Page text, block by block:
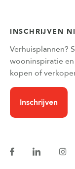
INSCHRIJVEN
Verhuisplannen?
wooninspiratie
kopen of
Inschrijven